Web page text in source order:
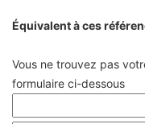
Équivalent à ces
Vous ne trouvez pas
formulaire ci-dessous